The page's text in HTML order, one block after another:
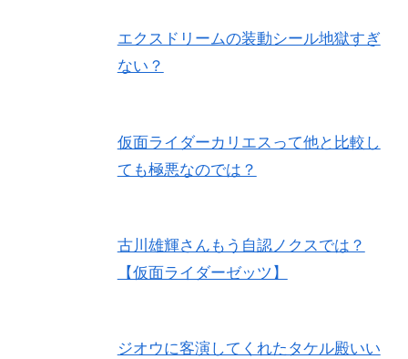
エクスドリームの装動シール地獄すぎ
ない？
仮面ライダーカリエスって他と比較し
ても極悪なのでは？
古川雄輝さんもう自認ノクスでは？
【仮面ライダーゼッツ】
ジオウに客演してくれたタケル殿いい